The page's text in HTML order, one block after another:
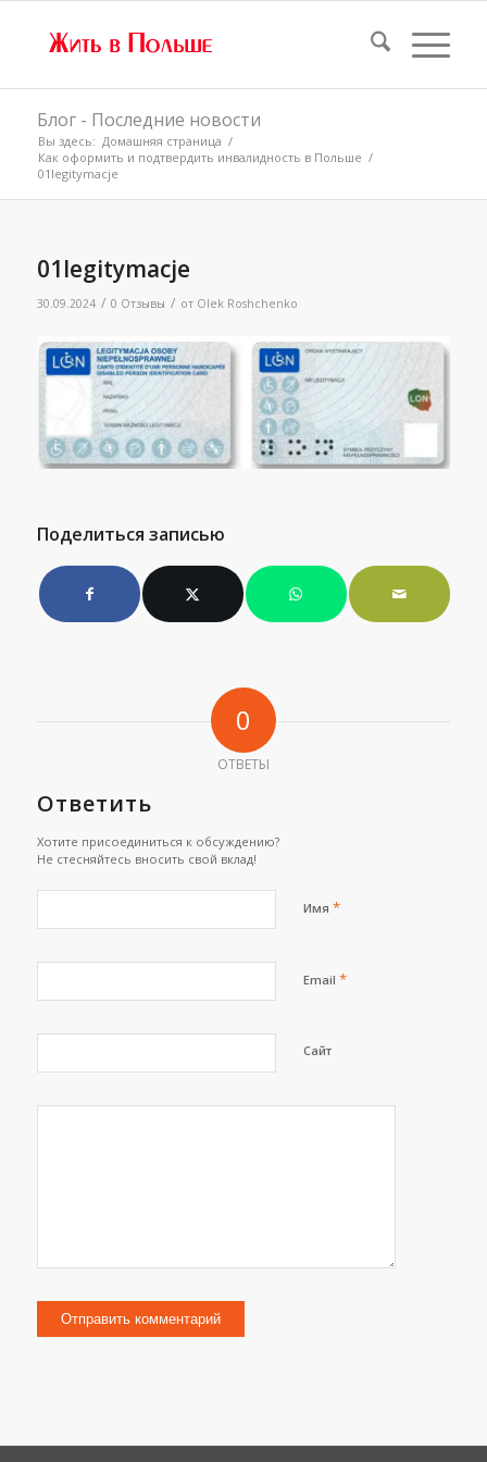
Блог - Последние новости
Вы здесь: Домашняя страница /
Как оформить и подтвердить инвалидность в Польше /
01legitymacje
01legitymacje
30.09.2024 / 0 Отзывы / от Olek Roshchenko
Поделиться записью
0
ОТВЕТЫ
Ответить
Хотите присоединиться к обсуждению?
Не стесняйтесь вносить свой вклад!
Имя *
Email *
Сайт